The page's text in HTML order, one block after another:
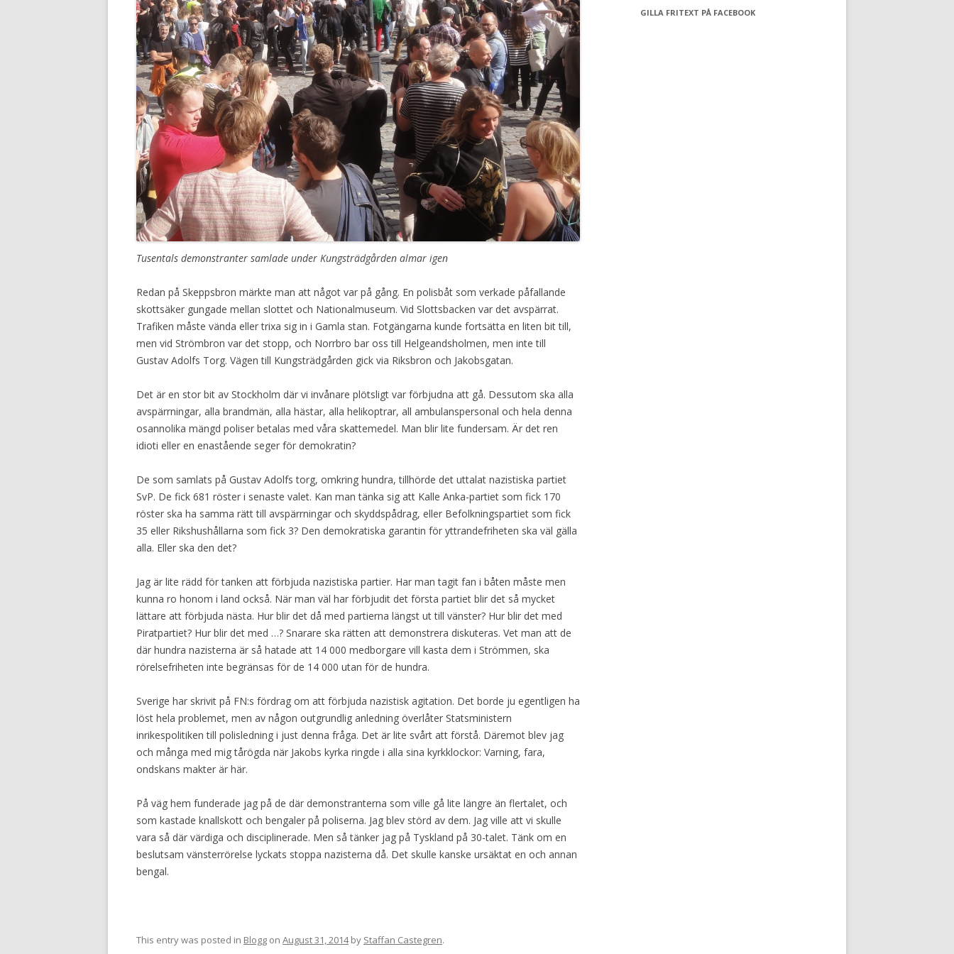
VISOR
PROGG
Tusentals demonstranter samlade under Kungsträdgården almar igen
Redan på Skeppsbron märkte man att något var på gång. En polisbåt som verkade påfallande
skottsäker gungade mellan slottet och Nationalmuseum. Vid Slottsbacken var det avspärrat.
Trafiken måste vända eller trixa sig in i Gamla stan. Fotgängarna kunde fortsätta en liten bit till,
men vid Strömbron var det stopp, och Norrbro bar oss till Helgeandsholmen, men inte till
Gustav Adolfs Torg. Vägen till Kungsträdgården gick via Riksbron och Jakobsgatan.
Det är en stor bit av Stockholm där vi invånare plötsligt var förbjudna att gå. Dessutom ska alla
avspärrningar, alla brandmän, alla hästar, alla helikoptrar, all ambulanspersonal och hela denna
osannolika mängd poliser betalas med våra skattemedel. Man blir lite fundersam. Är det ren
idioti eller en enastående seger för demokratin?
De som samlats på Gustav Adolfs torg, omkring hundra, tillhörde det uttalat nazistiska partiet
SvP. De fick 681 röster i senaste valet. Kan man tänka sig att Kalle Anka-partiet som fick 170
röster ska ha samma rätt till avspärrningar och skyddspådrag, eller Befolkningspartiet som fick
35 eller Rikshushållarna som fick 3? Den demokratiska garantin för yttrandefriheten ska väl gälla
alla. Eller ska den det?
Jag är lite rädd för tanken att förbjuda nazistiska partier. Har man tagit fan i båten måste men
kunna ro honom i land också. När man väl har förbjudit det första partiet blir det så mycket
lättare att förbjuda nästa. Hur blir det då med partierna längst ut till vänster? Hur blir det med
Piratpartiet? Hur blir det med …? Snarare ska rätten att demonstrera diskuteras. Vet man att de
där hundra nazisterna är så hatade att 14 000 medborgare vill kasta dem i Strömmen, ska
rörelsefriheten inte begränsas för de 14 000 utan för de hundra.
Sverige har skrivit på FN:s fördrag om att förbjuda nazistisk agitation. Det borde ju egentligen ha
löst hela problemet, men av någon outgrundlig anledning överlåter Statsministern
inrikespolitiken till polisledning i just denna fråga. Det är lite svårt att förstå. Däremot blev jag
och många med mig tårögda när Jakobs kyrka ringde i alla sina kyrkklockor: Varning, fara,
ondskans makter är här.
På väg hem funderade jag på de där demonstranterna som ville gå lite längre än flertalet, och
som kastade knallskott och bengaler på poliserna. Jag blev störd av dem. Jag ville att vi skulle
vara så där värdiga och disciplinerade. Men så tänker jag på Tyskland på 30-talet. Tänk om en
beslutsam vänsterrörelse lyckats stoppa nazisterna då. Det skulle kanske ursäktat en och annan
bengal.
This entry was posted in Blogg on August 31, 2014by Staffan Castegren.
GILLA FRITEXT PÅ FACEBOOK